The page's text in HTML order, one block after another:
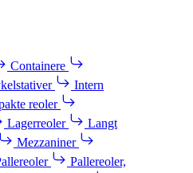
Containere
Intern
reoler
Lagerreoler
Langt
Mezzaniner
Pallereoler,